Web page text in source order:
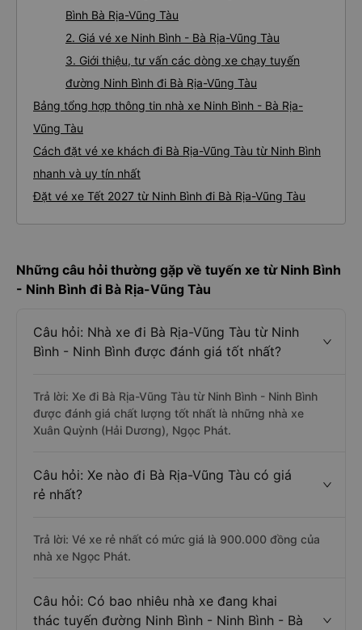
Bình Bà Rịa-Vũng Tàu
2. Giá vé xe Ninh Bình - Bà Rịa-Vũng Tàu
3. Giới thiệu, tư vấn các dòng xe chạy tuyến
đường Ninh Bình đi Bà Rịa-Vũng Tàu
Bảng tổng hợp thông tin nhà xe Ninh Bình - Bà Rịa-
Vũng Tàu
Cách đặt vé xe khách đi Bà Rịa-Vũng Tàu từ Ninh Bình
nhanh và uy tín nhất
Đặt vé xe Tết 2027 từ Ninh Bình đi Bà Rịa-Vũng Tàu
Những câu hỏi thường gặp về tuyến xe từ Ninh Bình
- Ninh Bình đi Bà Rịa-Vũng Tàu
Câu hỏi: Nhà xe đi Bà Rịa-Vũng Tàu từ Ninh
Bình - Ninh Bình được đánh giá tốt nhất?
Trả lời: Xe đi Bà Rịa-Vũng Tàu từ Ninh Bình - Ninh Bình
được đánh giá chất lượng tốt nhất là những nhà xe
Xuân Quỳnh (Hải Dương), Ngọc Phát.
Câu hỏi: Xe nào đi Bà Rịa-Vũng Tàu có giá
rẻ nhất?
Trả lời: Vé xe rẻ nhất có mức giá là 900.000 đồng của
nhà xe Ngọc Phát.
Câu hỏi: Có bao nhiêu nhà xe đang khai
thác tuyến đường Ninh Bình - Ninh Bình - Bà